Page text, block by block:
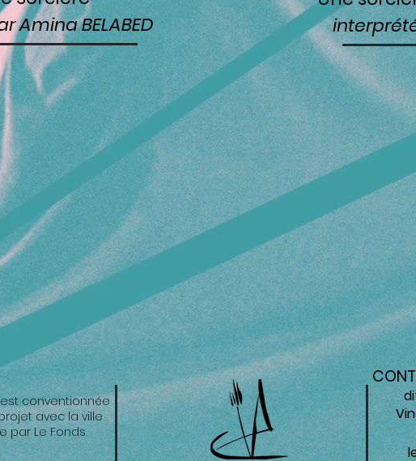
Amina BELABED
conventionnée
avec la ville
par Le Fonds